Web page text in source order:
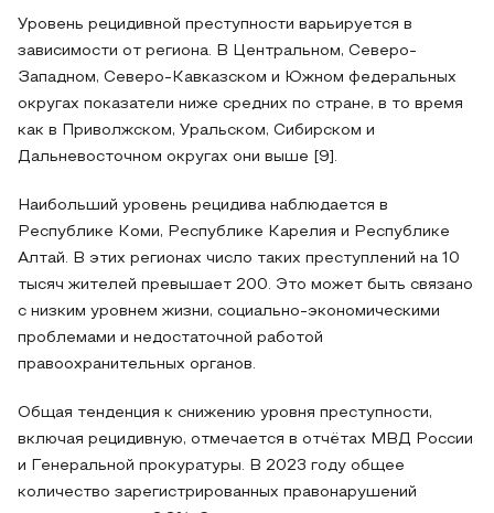
Уровень рецидивной преступности варьируется в
зависимости от региона. В Центральном, Северо-
Западном, Северо-Кавказском и Южном федеральных
округах показатели ниже средних по стране, в то время
как в Приволжском, Уральском, Сибирском и
Дальневосточном округах они выше [9].
Наибольший уровень рецидива наблюдается в
Республике Коми, Республике Карелия и Республике
Алтай. В этих регионах число таких преступлений на 10
тысяч жителей превышает 200. Это может быть связано
с низким уровнем жизни, социально-экономическими
проблемами и недостаточной работой
правоохранительных органов.
Общая тенденция к снижению уровня преступности,
включая рецидивную, отмечается в отчётах МВД России
и Генеральной прокуратуры. В 2023 году общее
количество зарегистрированных правонарушений